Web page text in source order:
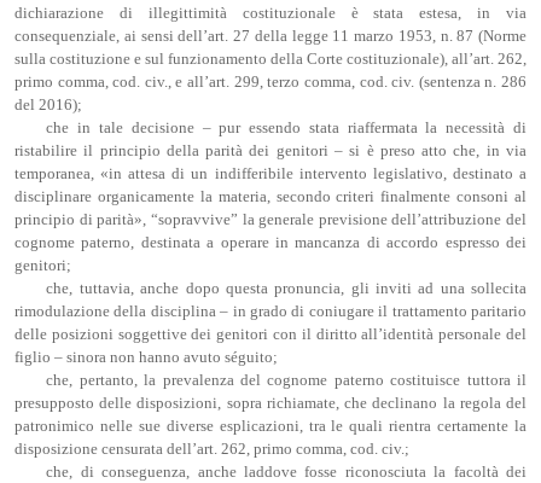
dichiarazione di illegittimità costituzionale è stata estesa, in via
consequenziale, ai sensi dell’art. 27 della legge 11 marzo 1953, n. 87 (Norme
sulla costituzione e sul funzionamento della Corte costituzionale), all’art. 262,
primo comma, cod. civ., e all’art. 299, terzo comma, cod. civ. (sentenza n. 286
del 2016);
che in tale decisione – pur essendo stata riaffermata la necessità di
ristabilire il principio della parità dei genitori – si è preso atto che, in via
temporanea, «in attesa di un indifferibile intervento legislativo, destinato a
disciplinare organicamente la materia, secondo criteri finalmente consoni al
principio di parità», “sopravvive” la generale previsione dell’attribuzione del
cognome paterno, destinata a operare in mancanza di accordo espresso dei
genitori;
che, tuttavia, anche dopo questa pronuncia, gli inviti ad una sollecita
rimodulazione della disciplina – in grado di coniugare il trattamento paritario
delle posizioni soggettive dei genitori con il diritto all’identità personale del
figlio – sinora non hanno avuto séguito;
che, pertanto, la prevalenza del cognome paterno costituisce tuttora il
presupposto delle disposizioni, sopra richiamate, che declinano la regola del
patronimico nelle sue diverse esplicazioni, tra le quali rientra certamente la
disposizione censurata dell’art. 262, primo comma, cod. civ.;
che, di conseguenza, anche laddove fosse riconosciuta la facoltà dei